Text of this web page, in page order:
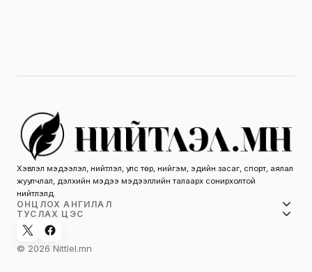
Хэвлэл мэдээлэл, нийтлэл, улс төр, нийгэм, эдийн засаг, спорт, аялал
жуулчлал, дэлхийн мэдээ мэдээллийн талаарх сонирхолтой
нийтлэлүүд.
ОНЦЛОХ АНГИЛАЛ
ТУСЛАХ ЦЭС
© 2026 Nittlel.mn